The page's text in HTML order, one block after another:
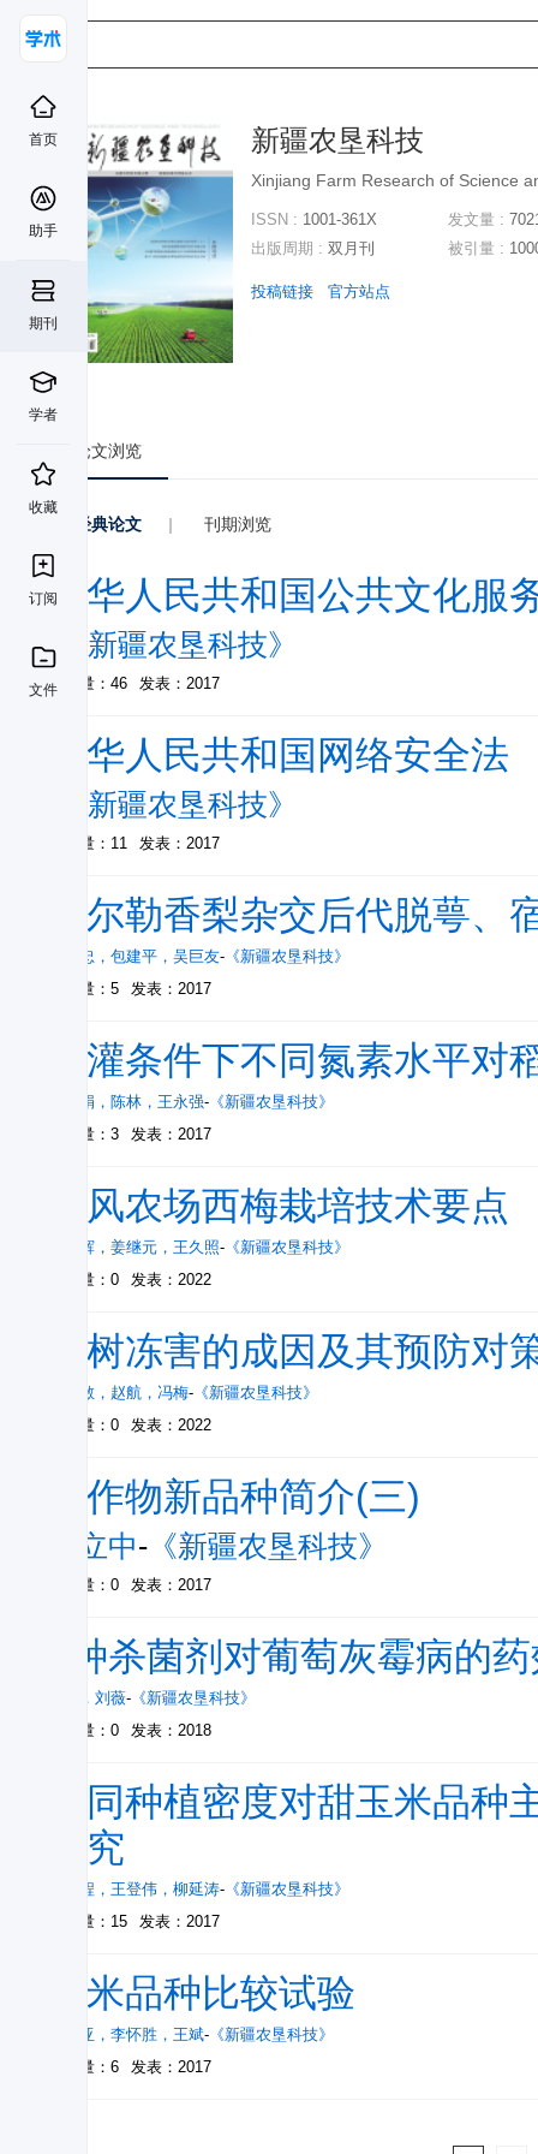
首页
助手
期刊
学者
收藏
订阅
文件
新疆农垦科技
Xinjiang Farm Research of Science
ISSN : 1001-361X
出版周期 : 双月刊
发文量 :
被引量 :
投稿链接 官方站点
论文浏览
经典论文 | 刊期浏览
中华人民共和国公共文化服
- 《新疆农垦科技》
被引量：46 发表：2017
中华人民共和国网络安全法
《新疆农垦科技》
被引量：11 发表：2017
库尔勒香梨杂交后代脱萼、
董玉忠 ， 包建平 ， 吴巨友- 《新疆农垦科技》
被引量：5
发表：2017
滴灌条件下不同氮素水平对
王肖娟 ， 陈林 ， 王永强- 《新疆农垦科技》
被引量：3
发表：2017
东风农场西梅栽培技术要点
谢章辉 ， 姜继元 ， 王久照- 《新疆农垦科技》
被引量：0
发表：2022
果树冻害的成因及其预防对
焦灰敏 ， 赵航 ， 冯梅- 《新疆农垦科技》
被引量：0
发表：2022
农作物新品种简介(三)
宣立中- 《新疆农垦科技》
被引量：0 发表：2017
4种杀菌剂对葡萄灰霉病的
， 刘薇- 《新疆农垦科技》
被引量：0
发表：2018
不同种植密度对甜玉米品
研究
黄鼎程 ， 王登伟 ， 柳延涛- 《新疆农垦科技》
被引量：15
发表：2017
玉米品种比较试验
王贺亚 ， 李怀胜 ， 王斌- 《新疆农垦科技》
被引量：6
发表：2017